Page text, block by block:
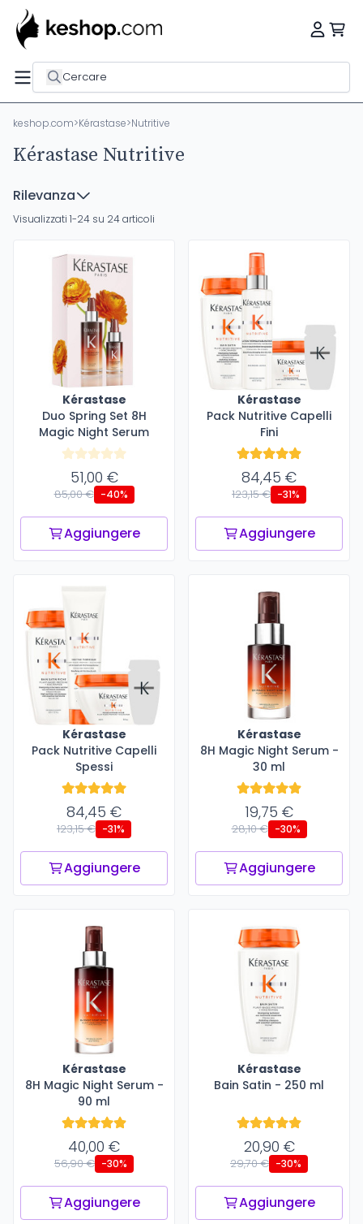
Cercare
keshop.com>Kérastase>Nutritive
Kérastase Nutritive
Rilevanza
Visualizzati 1-24 su 24 articoli
Kérastase
Duo Spring Set 8H
Magic Night Serum
51,00 €
85,00 € -40%
Aggiungere
Kérastase
Pack Nutritive Capelli
Fini
84,45 €
123,15 € -31%
Aggiungere
Kérastase
Pack Nutritive Capelli
Spessi
84,45 €
123,15 € -31%
Aggiungere
Kérastase
8H Magic Night Serum -
30 ml
19,75 €
28,10 € -30%
Aggiungere
Kérastase
8H Magic Night Serum -
90 ml
40,00 €
56,90 € -30%
Aggiungere
Kérastase
Bain Satin - 250 ml
20,90 €
29,70 € -30%
Aggiungere